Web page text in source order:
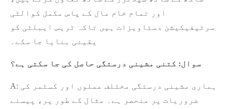
اور تمام خام مال کے پاس مکمل کوالٹی
سرٹیفیکیشن دستاویزات ہیں تاکہ ٹریس ایبلٹی کو
یقینی بنایا جا سکے۔
سوال: کتنی مشینی درستگی حاصل کی جا سکتی ہے؟
A: ہماری مشینی درستگی مختلف عملوں اور کسٹمر کی
ضروریات پر منحصر ہے۔ مثال کے طور پر، پیسنے